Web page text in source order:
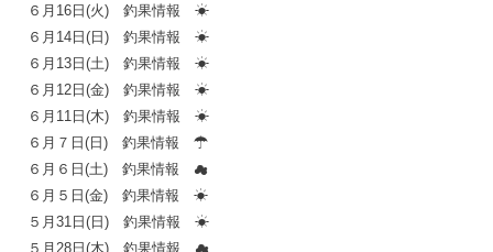
６月16日(火) 釣果情報 ☀
６月14日(日) 釣果情報 ☀
６月13日(土) 釣果情報 ☀
６月12日(金) 釣果情報 ☀
６月11日(木) 釣果情報 ☀
６月７日(日) 釣果情報 ☂
６月６日(土) 釣果情報 ☁
６月５日(金) 釣果情報 ☀
５月31日(日) 釣果情報 ☀
５月28日(木) 釣果情報 ☁